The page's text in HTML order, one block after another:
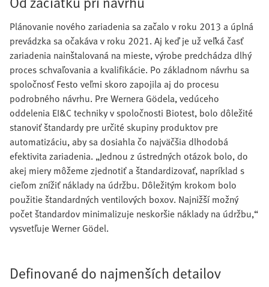
Plánovanie nového zariadenia sa začalo v roku 2013 a úplná
prevádzka sa očakáva v roku 2021. Aj keď je už veľká časť
zariadenia nainštalovaná na mieste, výrobe predchádza dlhý
proces schvaľovania a kvalifikácie. Po základnom návrhu sa
spoločnosť Festo veľmi skoro zapojila aj do procesu
podrobného návrhu. Pre Wernera Gödela, vedúceho
oddelenia EI&C techniky v spoločnosti Biotest, bolo dôležité
stanoviť štandardy pre určité skupiny produktov pre
automatizáciu, aby sa dosiahla čo najväčšia dlhodobá
efektivita zariadenia. „Jednou z ústredných otázok bolo, do
akej miery môžeme zjednotiť a štandardizovať, napríklad s
cieľom znížiť náklady na údržbu. Dôležitým krokom bolo
použitie štandardných ventilových boxov. Najnižší možný
počet štandardov minimalizuje neskoršie náklady na údržbu,“
vysvetľuje Werner Gödel.
Definované do najmenších detailov